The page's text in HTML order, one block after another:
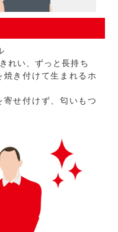
れい、ずっと長持ち
き付けて生まれるホ
せ付けず、匂いもつ